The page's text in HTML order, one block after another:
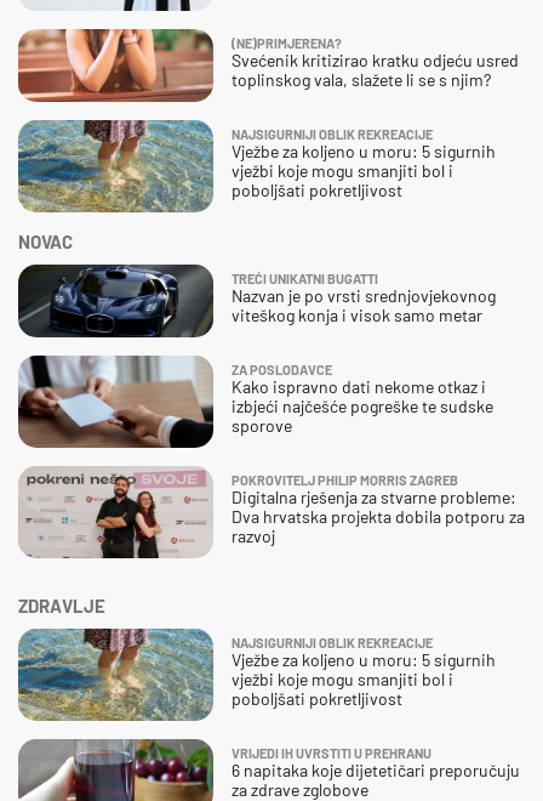
ZDRAVLJE
NAJSIGURNIJI OBLIK REKREACIJE
Vježbe za koljeno u moru: 5 sigurnih
vježbi koje mogu smanjiti bol i
poboljšati pokretljivost
VRIJEDI IH UVRSTITI U PREHRANU
6 napitaka koje dijetetičari preporučuju
za zdrave zglobove
NOVAC
TREĆI UNIKATNI BUGATTI
Nazvan je po vrsti srednjovjekovnog
viteškog konja i visok samo metar
ZA POSLODAVCE
Kako ispravno dati nekome otkaz i
izbjeći najčešće pogreške te sudske
sporove
POKROVITELJ PHILIP MORRIS ZAGREB
Digitalna rješenja za stvarne probleme:
Dva hrvatska projekta dobila potporu za
razvoj
(NE)PRIMJERENA?
Svećenik kritizirao kratku odjeću usred
toplinskog vala, slažete li se s njim?
NAJSIGURNIJI OBLIK REKREACIJE
Vježbe za koljeno u moru: 5 sigurnih
vježbi koje mogu smanjiti bol i
poboljšati pokretljivost